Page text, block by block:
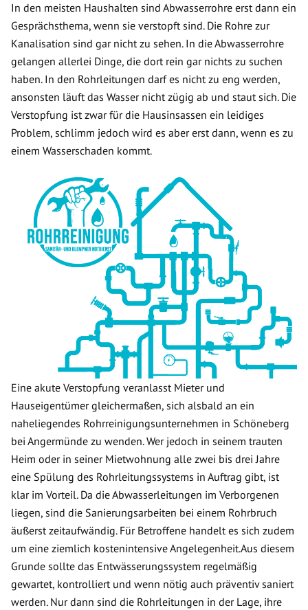
In den meisten Haushalten sind Abwasserrohre erst dann ein
Gesprächsthema, wenn sie verstopft sind. Die Rohre zur
Kanalisation sind gar nicht zu sehen. In die Abwasserrohre
gelangen allerlei Dinge, die dort rein gar nichts zu suchen
haben. In den Rohrleitungen darf es nicht zu eng werden,
ansonsten läuft das Wasser nicht zügig ab und staut sich. Die
Verstopfung ist zwar für die Hausinsassen ein leidiges
Problem, schlimm jedoch wird es aber erst dann, wenn es zu
einem Wasserschaden kommt.
Eine akute Verstopfung veranlasst Mieter und
Hauseigentümer gleichermaßen, sich alsbald an ein
naheliegendes Rohrreinigungsunternehmen in Schöneberg
bei Angermünde zu wenden. Wer jedoch in seinem trauten
Heim oder in seiner Mietwohnung alle zwei bis drei Jahre
eine Spülung des Rohrleitungssystems in Auftrag gibt, ist
klar im Vorteil. Da die Abwasserleitungen im Verborgenen
liegen, sind die Sanierungsarbeiten bei einem Rohrbruch
äußerst zeitaufwändig. Für Betroffene handelt es sich zudem
um eine ziemlich kostenintensive Angelegenheit.Aus diesem
Grunde sollte das Entwässerungssystem regelmäßig
gewartet, kontrolliert und wenn nötig auch präventiv saniert
werden. Nur dann sind die Rohrleitungen in der Lage, ihre